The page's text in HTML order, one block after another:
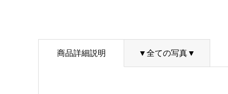
商品詳細説明 ▼全ての写真▼